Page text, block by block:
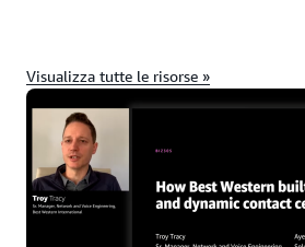
Visualizza tutte le risorse »